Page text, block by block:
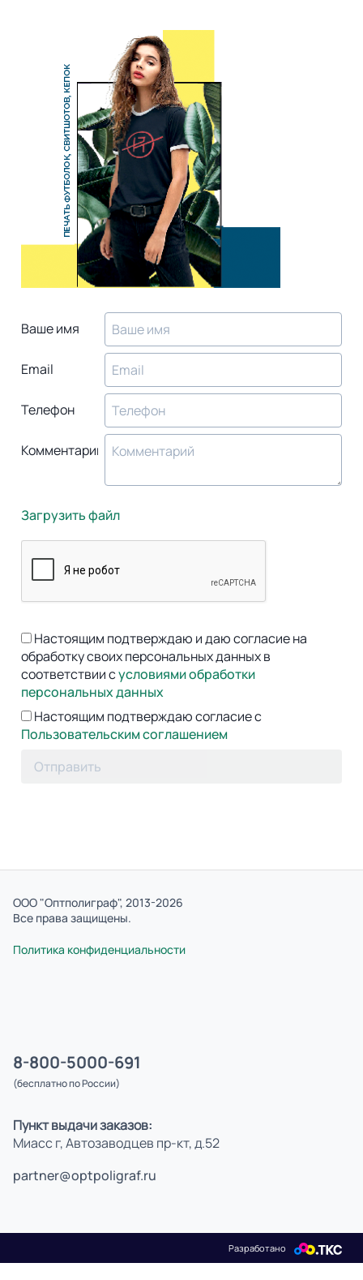
Ваше имя
Email
Телефон
Комментарий
Загрузить файл
Настоящим подтверждаю и даю согласие на
обработку своих персональных данных в
соответствии сусловиями обработки
персональных данных
Настоящим подтверждаю согласие с
Пользовательским соглашением
Отправить
ООО "Оптполиграф", 2013-2026
Все права защищены.
Политика конфиденциальности
8-800-5000-691
(бесплатно по России)
Пункт выдачи заказов:
Миасс г, Автозаводцев пр-кт, д.52
partner@optpoligraf.ru
Разработано